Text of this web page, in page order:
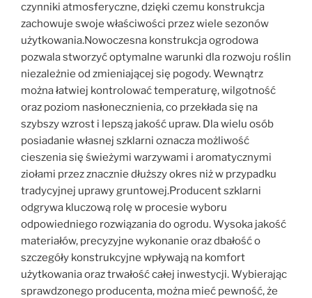
czynniki atmosferyczne, dzięki czemu konstrukcja
zachowuje swoje właściwości przez wiele sezonów
użytkowania.Nowoczesna konstrukcja ogrodowa
pozwala stworzyć optymalne warunki dla rozwoju roślin
niezależnie od zmieniającej się pogody. Wewnątrz
można łatwiej kontrolować temperaturę, wilgotność
oraz poziom nasłonecznienia, co przekłada się na
szybszy wzrost i lepszą jakość upraw. Dla wielu osób
posiadanie własnej szklarni oznacza możliwość
cieszenia się świeżymi warzywami i aromatycznymi
ziołami przez znacznie dłuższy okres niż w przypadku
tradycyjnej uprawy gruntowej.Producent szklarni
odgrywa kluczową rolę w procesie wyboru
odpowiedniego rozwiązania do ogrodu. Wysoka jakość
materiałów, precyzyjne wykonanie oraz dbałość o
szczegóły konstrukcyjne wpływają na komfort
użytkowania oraz trwałość całej inwestycji. Wybierając
sprawdzonego producenta, można mieć pewność, że